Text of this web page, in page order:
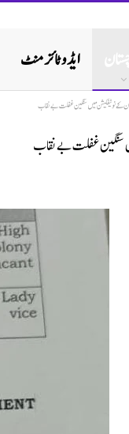
ایڈوٹائزمنٹ
کے نوٹیفکیشن میں سنگین غفلت بے نقاب
سنگین غفلت بے نقاب